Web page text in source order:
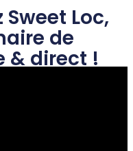
Loc,
de
& direct !